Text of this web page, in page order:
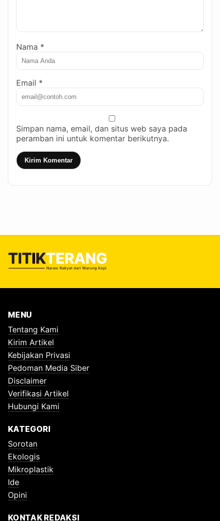
Nama *
Email *
Simpan nama, email, dan situs web saya pada
peramban ini untuk komentar berikutnya.
Kirim Komentar
MENU
Tentang Kami
Kirim Artikel
Kebijakan Privasi
Pedoman Media Siber
Disclaimer
Verifikasi Artikel
Hubungi Kami
KATEGORI
Sorotan
Ekologis
Mikroplastik
Ide
Opini
KONTAK REDAKSI